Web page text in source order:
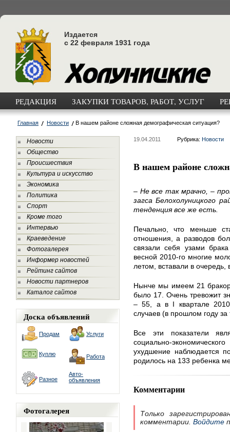
Издается
с 22 февраля 1931 года
РЕДАКЦИЯ ЗАКУПКИ ТОВАРОВ, РАБОТ, УСЛУГ
Главная Новости В нашем районе сложная демографическая ситуация?
Новости
Общество
Происшествия
Культура и искусство
Экономика
Политика
Спорт
Кроме того
Интервью
Краеведение
Фотогалерея
Информер новостей
Рейтинг сайтов
Новости партнеров
Каталог сайтов
Доска объявлений
Продам Услуги
Куплю Работа
Разное
Авто-
объявления
Фотогалерея
19.04.2011 Рубрика: Новости
В нашем районе
– Не все так мрачно, –
загса Белохолуницкого
тенденция все же есть.
Печально, что меньше
отношения, а разводов
связали себя узами
весной 2010-го многие
летом, вставали в
Нынче мы имеем 21
было 17. Очень тревожит
– 55, а в I квартале
случаев (в прошлом году
Все эти показатели
социально-
ухудшение наблюдается
родилось на 133 ребенка
Комментарии
Только
комментарии. Войдите